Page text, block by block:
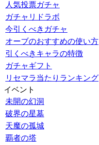
人気投票ガチャ
ガチャリドラボ
今引くべきガチャ
オーブのおすすめの使い方
引くべきキャラの特徴
ガチャギフト
リセマラ当たりランキング
イベント
未開の幻洞
破界の星墓
天魔の孤城
覇者の塔